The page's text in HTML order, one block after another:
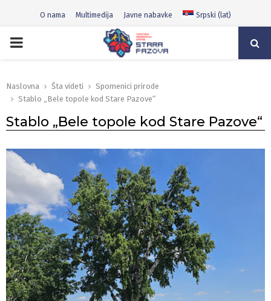
O nama Multimedija Javne nabavke Srpski (lat)
PRIMARY
Naslovna Šta videti
Spomenici prirode
Stablo „Bele topole kod Stare Pazove“
Stablo „Bele topole kod Stare Pazove“